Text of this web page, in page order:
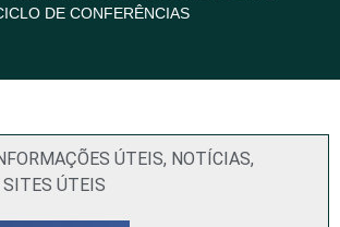
DE CONFERÊNCIAS
ÚTEIS, NOTÍCIAS,
SITES ÚTEIS